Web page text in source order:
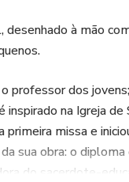
à mão
professor dos
inspirado na Igreja
primeira missa e
sua obra: o
do sacerdote-